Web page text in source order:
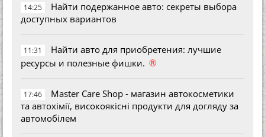
14:25
Найти подержанное авто: секреты выбора
доступных вариантов
11:31
Найти авто для приобретения: лучшие
ресурсы и полезные фишки. ®
17:46
Master Care Shop - магазин автокосметики
та автохімії, високоякісні продукти для догляду за
автомобілем